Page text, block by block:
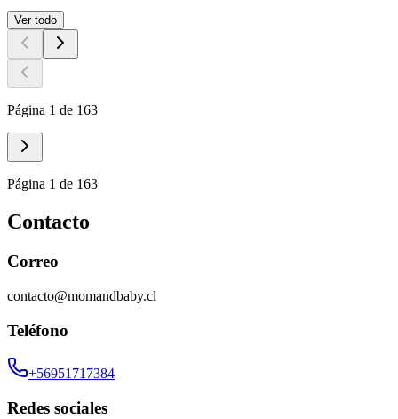
Ver todo
Página 1 de 163
Página 1 de 163
Contacto
Correo
contacto@momandbaby.cl
Teléfono
+56951717384
Redes sociales